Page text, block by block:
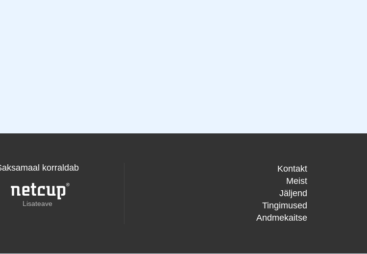
korraldab
Lisateave
Kontakt
Meist
Jäljend
Tingimused
Andmekaitse